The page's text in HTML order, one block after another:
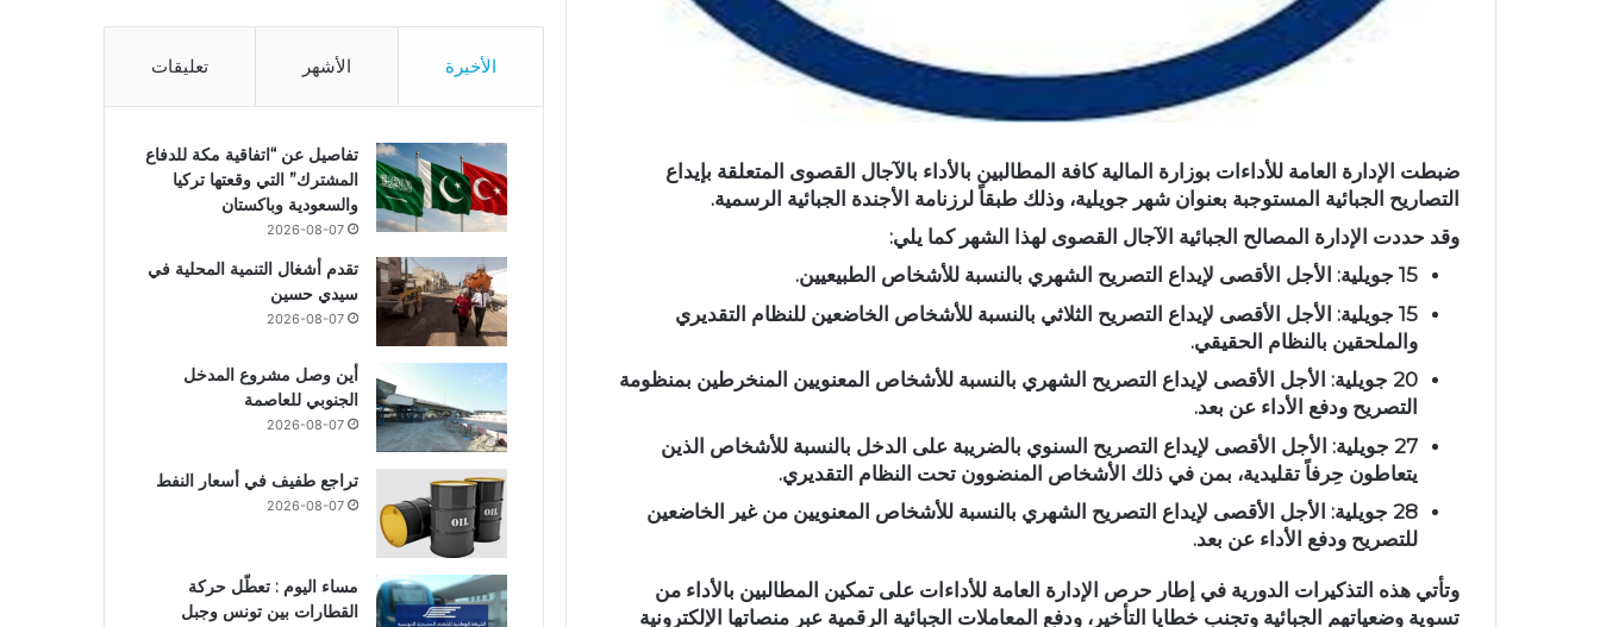
ضبطت الإدارة العامة للأداءات بوزارة المالية كافة المطالبين بالأداء بالآجال القصوى المتعلقة بإيداع
التصاريح الجبائية المستوجبة بعنوان شهر جويلية، وذلك طبقاً لرزنامة الأجندة الجبائية الرسمية.
وقد حددت الإدارة المصالح الجبائية الآجال القصوى لهذا الشهر كما يلي:
15 جويلية: الأجل الأقصى لإيداع التصريح الشهري بالنسبة للأشخاص الطبيعيين.
15 جويلية: الأجل الأقصى لإيداع التصريح الثلاثي بالنسبة للأشخاص الخاضعين للنظام التقديري
والملحقين بالنظام الحقيقي.
20 جويلية: الأجل الأقصى لإيداع التصريح الشهري بالنسبة للأشخاص المعنويين المنخرطين بمنظومة
التصريح ودفع الأداء عن بعد.
27 جويلية: الأجل الأقصى لإيداع التصريح السنوي بالضريبة على الدخل بالنسبة للأشخاص الذين
يتعاطون حِرفاً تقليدية، بمن في ذلك الأشخاص المنضوون تحت النظام التقديري.
28 جويلية: الأجل الأقصى لإيداع التصريح الشهري بالنسبة للأشخاص المعنويين من غير الخاضعين
للتصريح ودفع الأداء عن بعد.
وتأتي هذه التذكيرات الدورية في إطار حرص الإدارة العامة للأداءات على تمكين المطالبين بالأداء من
تسوية وضعياتهم الجبائية وتجنب خطايا التأخير، ودفع المعاملات الجبائية الرقمية عبر منصاتها الإلكترونية
الأخيرة الأشهر تعليقات
تفاصيل عن “اتفاقية مكة للدفاع
المشترك” التي وقعتها تركيا
والسعودية وباكستان
2026-08-07
تقدم أشغال التنمية المحلية في
سيدي حسين
2026-08-07
أين وصل مشروع المدخل
الجنوبي للعاصمة
2026-08-07
تراجع طفيف في أسعار النفط
2026-08-07
مساء اليوم : تعطّل حركة
القطارات بين تونس وجبل